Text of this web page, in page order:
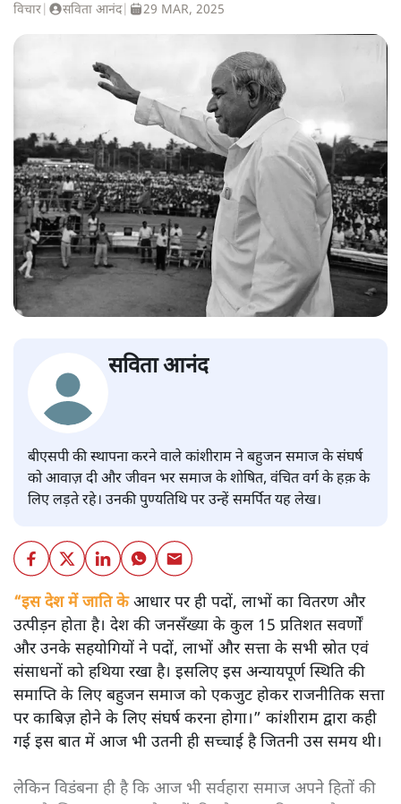
विचार सविता आनंद| 29 MAR, 2025
सविता आनंद
बीएसपी की स्थापना करने वाले कांशीराम ने बहुजन समाज के संघर्ष
को आवाज़ दी और जीवन भर समाज के शोषित, वंचित वर्ग के हक़ के
लिए लड़ते रहे। उनकी पुण्यतिथि पर उन्हें समर्पित यह लेख।
“इस देश में जाति केआधार पर ही पदों, लाभों का वितरण और
उत्पीड़न होता है। देश की जनसँख्या के कुल 15 प्रतिशत सवर्णों
और उनके सहयोगियों ने पदों, लाभों और सत्ता के सभी स्रोत एवं
संसाधनों को हथिया रखा है। इसलिए इस अन्यायपूर्ण स्थिति की
समाप्ति के लिए बहुजन समाज को एकजुट होकर राजनीतिक सत्ता
पर काबिज़ होने के लिए संघर्ष करना होगा।” कांशीराम द्वारा कही
गई इस बात में आज भी उतनी ही सच्चाई है जितनी उस समय थी।
लेकिन विडंबना ही है कि आज भी सर्वहारा समाज अपने हितों की